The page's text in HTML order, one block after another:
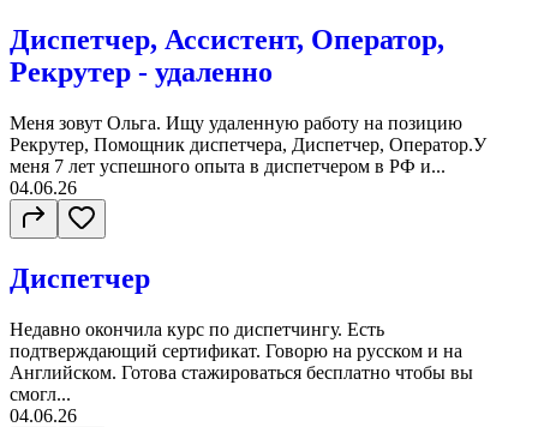
Диспетчер, Ассистент, Оператор,
Рекрутер - удаленно
Меня зовут Ольга. Ищу удаленную работу на позицию
Рекрутер, Помощник диспетчера, Диспетчер, Оператор.У
меня 7 лет успешного опыта в диспетчером в РФ и...
04.06.26
Диспетчер
Недавно окончила курс по диспетчингу. Есть
подтверждающий сертификат. Говорю на русском и на
Английском. Готова стажироваться бесплатно чтобы вы
смогл...
04.06.26